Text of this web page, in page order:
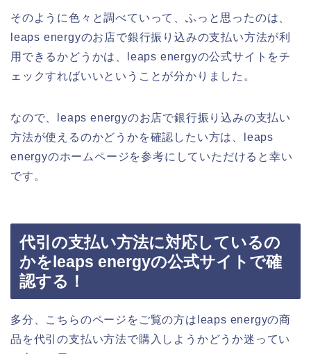
そのように色々と調べていって、ふっと思ったのは、
leaps energyのお店で銀行振り込みの支払い方法が利
用できるかどうかは、leaps energyの公式サイトをチ
ェックすればいいということが分かりました。
なので、leaps energyのお店で銀行振り込みの支払い
方法が使えるのかどうかを確認したい方は、leaps
energyのホームページを参考にしていただけると幸い
です。
代引の支払い方法に対応しているの
かをleaps energyの公式サイトで確
認する！
多分、こちらのページをご覧の方はleaps energyの商
品を代引の支払い方法で購入しようかどうか迷ってい